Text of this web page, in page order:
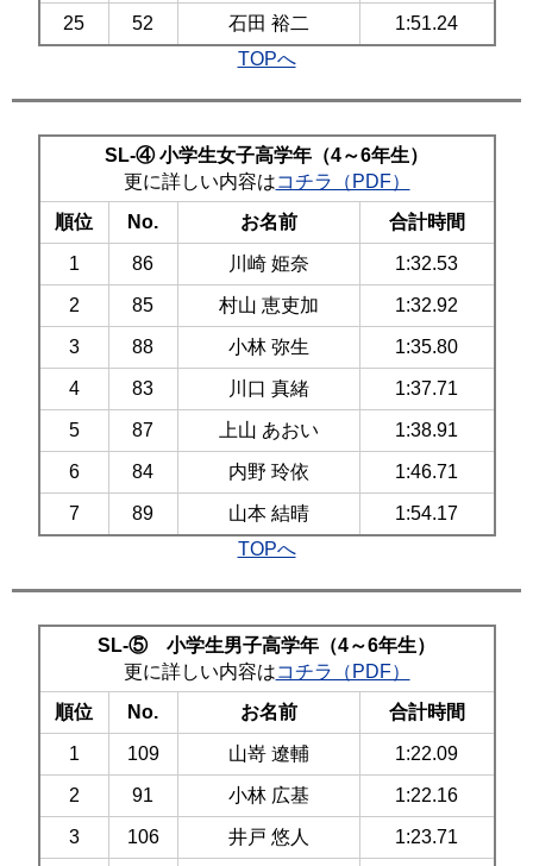
25 52 石田 裕二
1:51.24
TOPへ
SL-④ 小学生女子高学年（4～6年生）
更に詳しい内容はコチラ（PDF）
順位
No. お名前 合計時間
1 86 川崎 姫奈 1:32.53
2 85 村山 恵吏加 1:32.92
3 88 小林 弥生 1:35.80
4 83 川口 真緒 1:37.71
5 87 上山 あおい 1:38.91
6 84 内野 玲依 1:46.71
7 89 山本 結晴
1:54.17
TOPへ
SL-⑤ 小学生男子高学年（4～6年生）
更に詳しい内容はコチラ（PDF）
順位
No. お名前 合計時間
1 109 山嵜 遼輔 1:22.09
2 91 小林 広基 1:22.16
3 106 井戸 悠人 1:23.71